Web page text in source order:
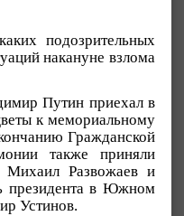
подозрительных
накануне взлома
Путин приехал в
к мемориальному
Гражданской
также приняли
Михаил Развожаев и
президента в Южном
Устинов.